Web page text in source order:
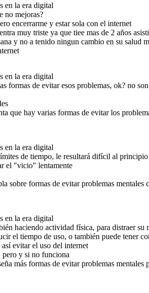
en la era digital
no mejoras?
encerrarme y estar sola con el internet
muy triste ya que tiee mas de 2 años
y no a tenido ningun cambio en su salud
en la era digital
formas de evitar esos problemas, ok? no
que hay varias formas de evitar los
en la era digital
de tiempo, le resultará difícil al
el "vicio" lentamente
sobre formas de evitar problemas mentales
en la era digital
haciendo actividad física, para distraer su
el tiempo de uso, o también puede tener
evitar el uso del internet
y si no funciona
más formas de evitar problemas mentales